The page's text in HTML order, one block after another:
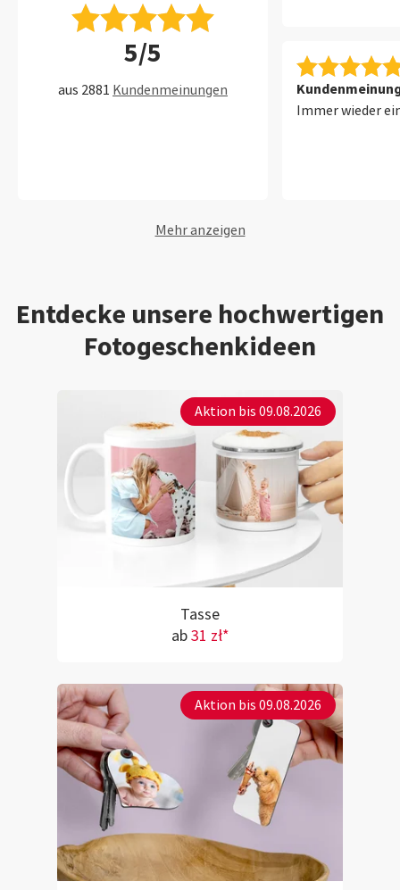
5/5
aus 2881 Kundenmeinungen
Immer wieder
Mehr anzeigen
Entdecke unsere hochwertigen
Fotogeschenkideen
Aktion bis 09.08.2026
Tasse
ab31 zł*
Aktion bis 09.08.2026